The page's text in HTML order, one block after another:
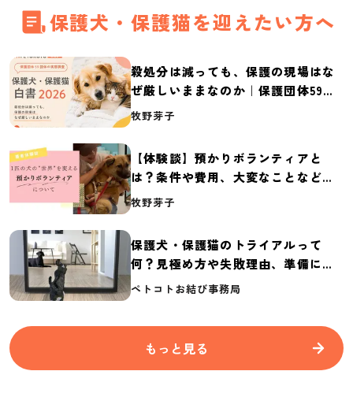
保護犬・保護猫を迎えたい方へ
殺処分は減っても、保護の現場はな
ぜ厳しいままなのか｜保護団体59団
体の実態調査【保護犬・保護猫白書
牧野芽子
【体験談】預かりボランティアと
は？条件や費用、大変なことなど紹
介
牧野芽子
保護犬・保護猫のトライアルって
何？見極め方や失敗理由、準備に必
要なものを紹介
ペトコトお結び事務局
もっと見る